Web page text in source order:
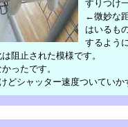
すりつけ
←微妙な
はいるも
するよう
阻止された模様です。
ったです。
どシャッター速度ついていか